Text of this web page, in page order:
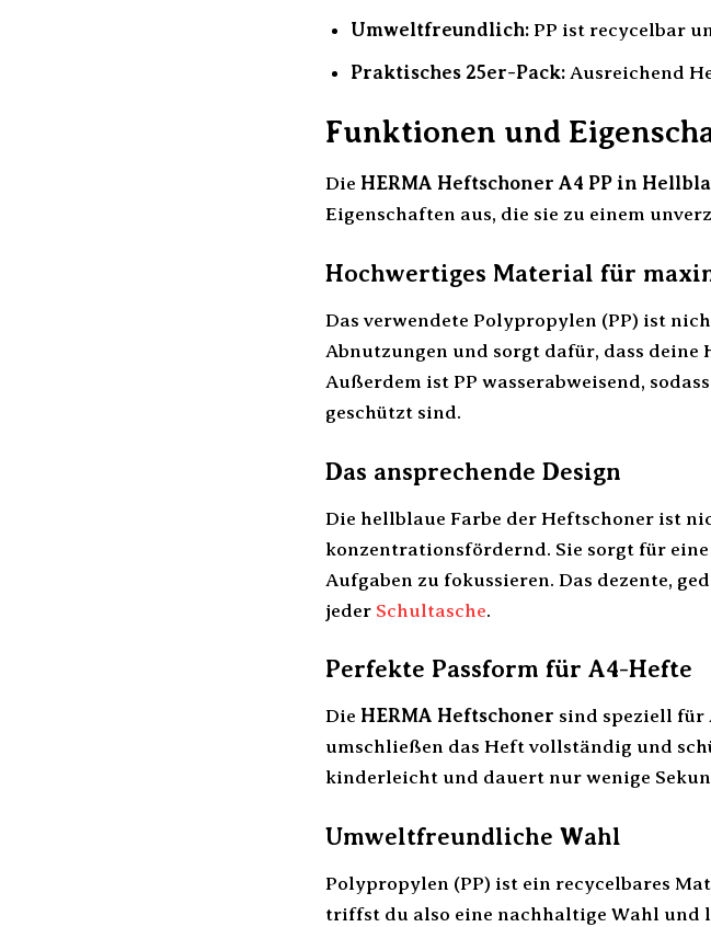
Umweltfreundlich:PP ist recycelbar
Praktisches 25er-Pack:Ausreichend
Funktionen und
Die HERMA Heftschoner A4 PP in
Eigenschaften aus, die sie zu einem
Hochwertiges Material für
Das verwendete Polypropylen (PP) ist
Abnutzungen und sorgt dafür, dass deine
Außerdem ist PP wasserabweisend,
geschützt sind.
Das ansprechende Design
Die hellblaue Farbe der Heftschoner ist
konzentrationsfördernd. Sie sorgt für
Aufgaben zu fokussieren. Das dezente,
jeder Schultasche.
Perfekte Passform für A4-Hefte
Die HERMA Heftschoner sind speziell für
umschließen das Heft vollständig und
kinderleicht und dauert nur wenige
Umweltfreundliche Wahl
Polypropylen (PP) ist ein recycelbares
triffst du also eine nachhaltige Wahl und